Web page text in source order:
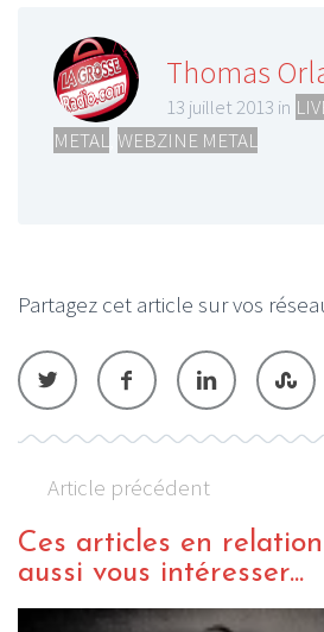
Thomas
13 juillet 2013 in
METAL WEBZINE METAL
Partagez cet article sur vos
Article précédent
Ces articles en
aussi vous intéresser...